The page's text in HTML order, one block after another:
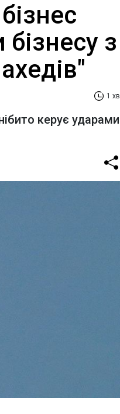
з
1 хв
керує ударами